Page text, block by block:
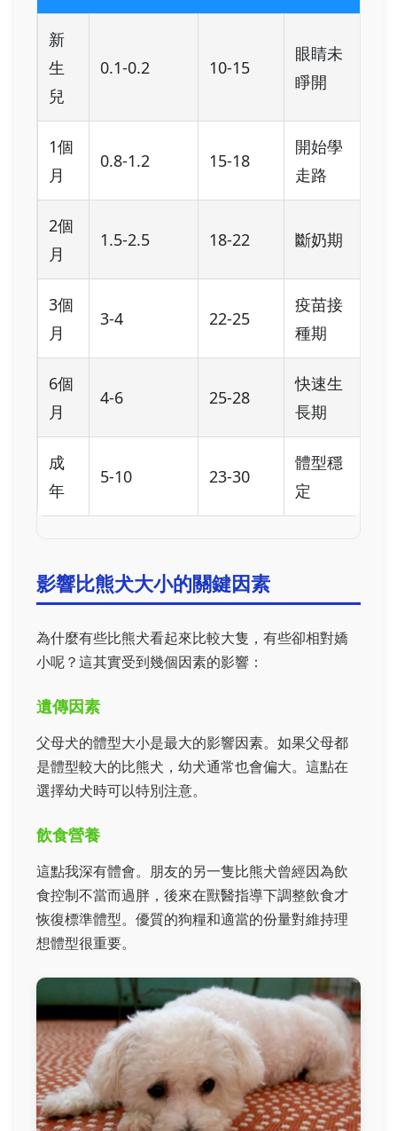
新
生
兒
0.1-0.2 10-15
眼睛未
睜開
1個
月
0.8-1.2 15-18
開始學
走路
2個
月
1.5-2.5 18-22 斷奶期
3個
月
3-4 22-25
疫苗接
種期
6個
月
4-6 25-28
快速生
長期
成
年
5-10 23-30
體型穩
定
影響比熊犬大小的關鍵因素
為什麼有些比熊犬看起來比較大隻，有些卻相對嬌
小呢？這其實受到幾個因素的影響：
遺傳因素
父母犬的體型大小是最大的影響因素。如果父母都
是體型較大的比熊犬，幼犬通常也會偏大。這點在
選擇幼犬時可以特別注意。
飲食營養
這點我深有體會。朋友的另一隻比熊犬曾經因為飲
食控制不當而過胖，後來在獸醫指導下調整飲食才
恢復標準體型。優質的狗糧和適當的份量對維持理
想體型很重要。